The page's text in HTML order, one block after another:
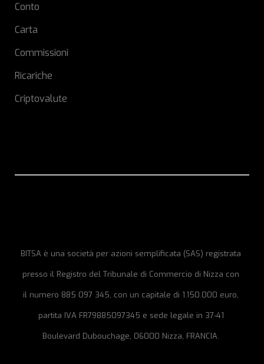
Conto
Carta
Commissioni
Ricariche
Criptovalute
BITSA è una società per azioni semplificata (SAS) registrata
presso il Registro del Tribunale di Commercio di Nizza con
il numero 885 097 345, con un capitale di 1.150.000 euro,
partita IVA FR79885097345 e sede legale in 37-41
Boulevard Dubouchage, 06000 Nizza, FRANCIA.